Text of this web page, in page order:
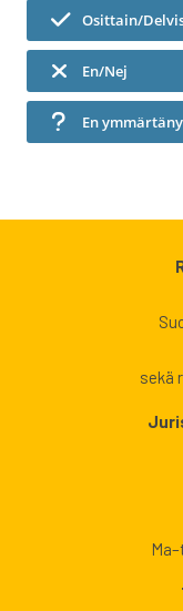
Osittain/
En/Nej
En
sekä